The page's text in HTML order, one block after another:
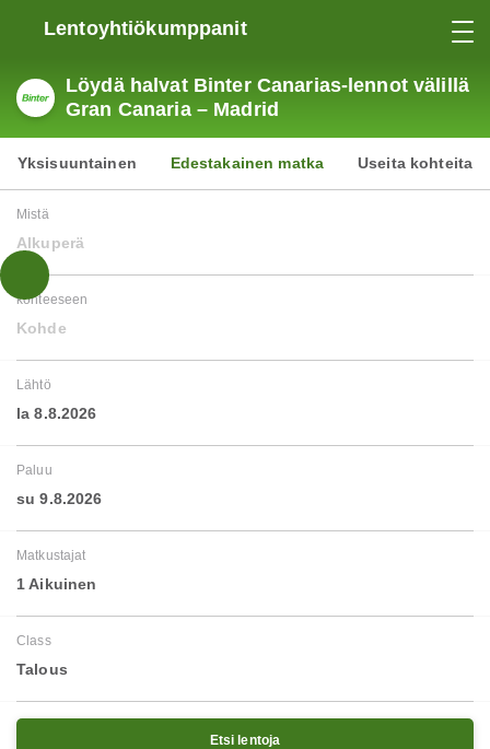
Lentoyhtiökumppanit
Löydä halvat Binter Canarias-lennot välillä
Gran Canaria – Madrid
Yksisuuntainen Edestakainen matka Useita kohteita
Mistä
Alkuperä
kohteeseen
Kohde
Lähtö
la 8.8.2026
Paluu
su 9.8.2026
Matkustajat
1 Aikuinen
Class
Talous
Etsi lentoja